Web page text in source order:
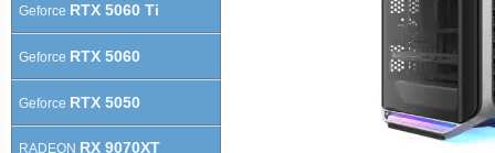
Geforce RTX 5060 Ti
Geforce RTX 5060
Geforce RTX 5050
RADEON RX 9070XT